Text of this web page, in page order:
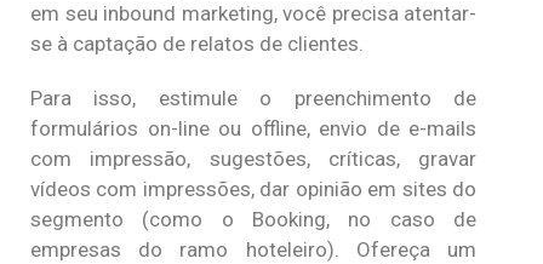
em seu inbound marketing, você precisa atentar-
se à captação de relatos de clientes.
Para isso, estimule o preenchimento de
formulários on-line ou offline, envio de e-mails
com impressão, sugestões, críticas, gravar
vídeos com impressões, dar opinião em sites do
segmento (como o Booking, no caso de
empresas do ramo hoteleiro). Ofereça um